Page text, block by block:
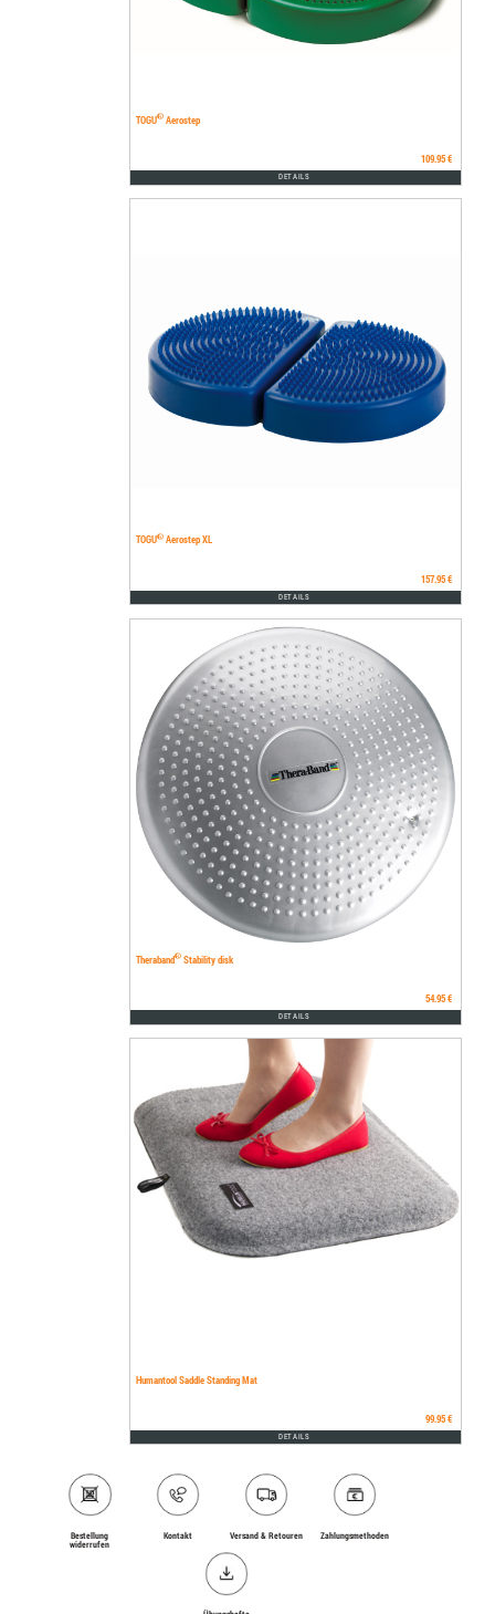
TOGU®Aerostep
109.95 €
DETAILS
TOGU®Aerostep XL
157.95 €
DETAILS
Theraband®Stability disk
54.95 €
DETAILS
Humantool Saddle Standing Mat
99.95 €
DETAILS
Bestellung
widerrufen
Kontakt Versand & Retouren Zahlungs­methoden